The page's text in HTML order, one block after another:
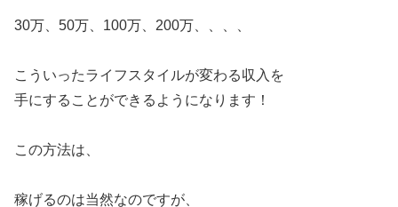
30万、50万、100万、200万、、、、
こういったライフスタイルが変わる収入を
手にすることができるようになります！
この方法は、
稼げるのは当然なのですが、